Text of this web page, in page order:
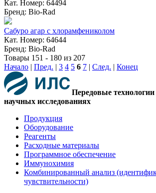
Кат. Номер: 64494
Бренд: Bio-Rad
Сабуро агар с хлорамфениколом
Кат. Номер: 64644
Бренд: Bio-Rad
Товары 151 - 180 из 207
Начало | Пред. | 3 4 5 6 7 | След. | Конец
Передовые технологии
научных исследованиях
Продукция
Оборудование
Реагенты
Расходные материалы
Программное обеспечение
Иммунохимия
Комбинированный анализ
чувствительности)